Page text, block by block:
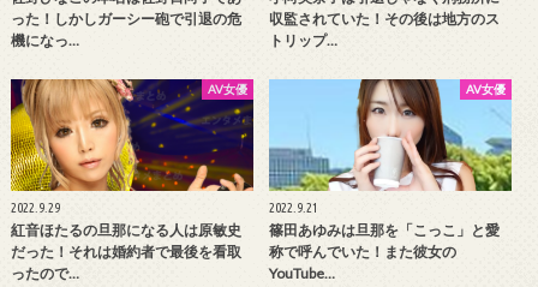
った！しかしガーシー砲で引退の危
機になっ…
収監されていた！その後は地方のス
トリップ…
AV女優
2022.9.29
紅音ほたるの旦那になる人は原敏史
だった！それは婚約者で最後を看取
ったので…
AV女優
2022.9.21
篠田あゆみは旦那を「こっこ」と愛
称で呼んでいた！また彼女の
YouTube…